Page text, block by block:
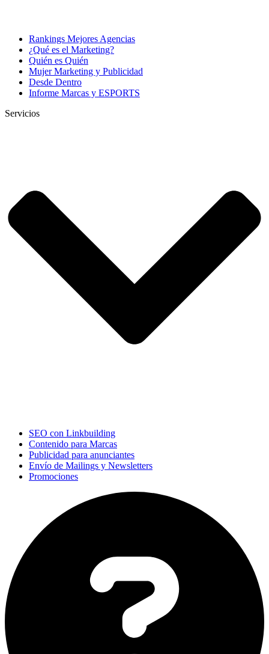
Rankings Mejores Agencias
¿Qué es el Marketing?
Quién es Quién
Mujer Marketing y Publicidad
Desde Dentro
Informe Marcas y ESPORTS
Servicios
SEO con Linkbuilding
Contenido para Marcas
Publicidad para anunciantes
Envío de Mailings y Newsletters
Promociones